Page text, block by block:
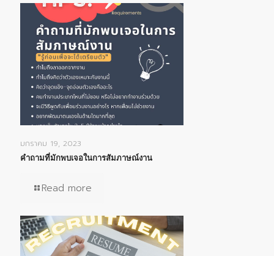
มกราคม 19, 2023
คำถามที่มักพบเจอในการสัมภาษณ์งาน
Read more